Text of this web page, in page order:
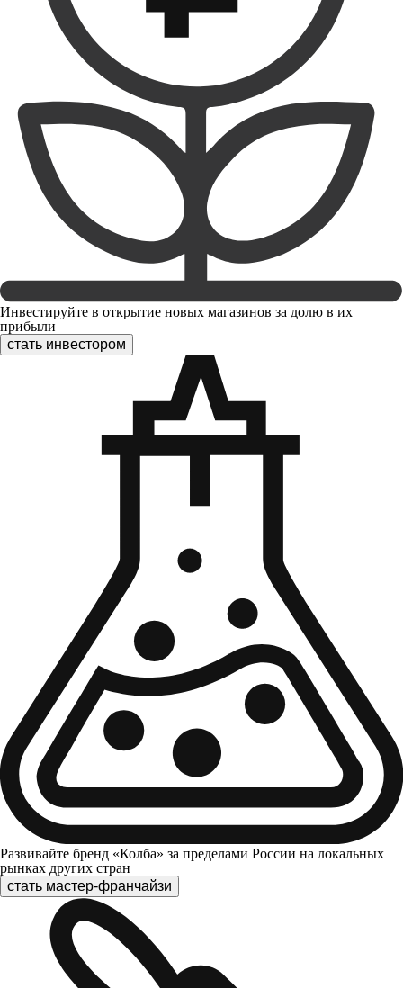
Инвестируйте в открытие новых магазинов за долю в их
прибыли
стать инвестором
Развивайте бренд «Колба» за пределами России на локальных
рынках других стран
стать мастер-франчайзи